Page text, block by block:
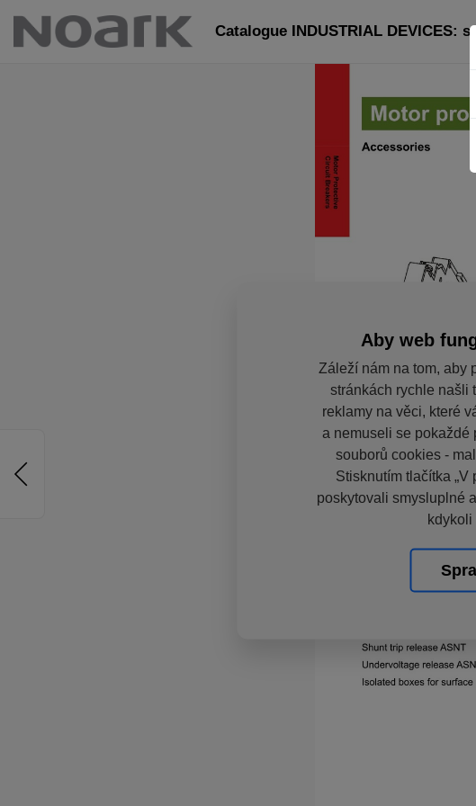
Catalogue INDUSTRIAL DEVICES:
Aby web
Záleží nám na tom, aby
stránkách rychle našli
reklamy na věci, které
a nemuseli se pokaždé
souborů cookies -
Stisknutím tlačítka
poskytovali smysluplné